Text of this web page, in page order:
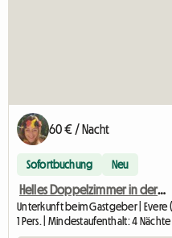
60 € / Nacht
Sofortbuchung Neu
Helles Doppelzimmer in der Nähe der NATO und des Flughafens Brüssel
1 Pers. | Mindestaufenthalt: 4 Nächte